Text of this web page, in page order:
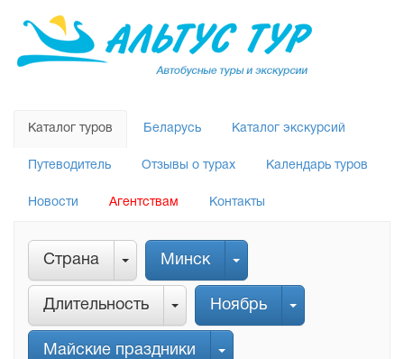
Каталог туров Беларусь Каталог экскурсий
Путеводитель Отзывы о турах Календарь туров
Новости Агентствам Контакты
Страна Минск
Длительность Ноябрь
Майские праздники